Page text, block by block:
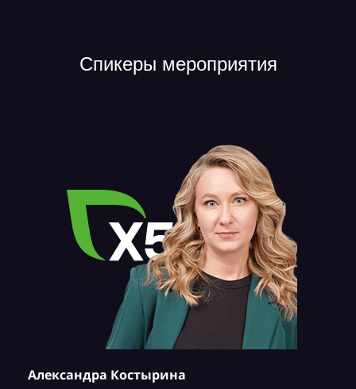
Спикеры мероприятия
Александра Костырина